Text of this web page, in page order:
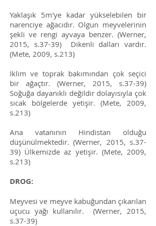
Yaklaşık 5m'ye kadar yükselebilen bir
narenciye ağacıdır. Olgun meyvelerinin
şekli ve rengi ayvaya benzer. (Werner,
2015, s.37-39) Dikenli dalları vardır.
(Mete, 2009, s.213)
İklim ve toprak bakımından çok seçici
bir ağaçtır. (Werner, 2015, s.37-39)
Soğuğa dayanıklı değildir dolayısıyla çok
sıcak bölgelerde yetişir. (Mete, 2009,
s.213)
Ana vatanının Hindistan olduğu
düşünülmektedir. (Werner, 2015, s.37-
39) Ülkemizde az yetişir. (Mete, 2009,
s.213)
DROG:
Meyvesi ve meyve kabuğundan çıkarılan
uçucu yağı kullanılır. (Werner, 2015,
s.37-39)